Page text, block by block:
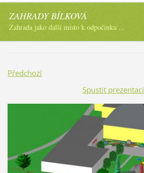
ZAHRADY BÍLKOVÁ
Zahrada jako další místo k odpočinku ...
Předchozí
Spustit prezentaci